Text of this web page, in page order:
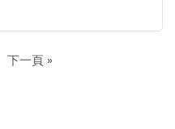
下一頁 »